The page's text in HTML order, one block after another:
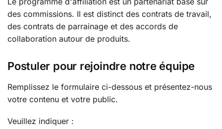
des commissions. Il est distinct des contrats de travail,
des contrats de parrainage et des accords de
collaboration autour de produits.
Postuler pour rejoindre notre équipe
Remplissez le formulaire ci-dessous et présentez-nous
votre contenu et votre public.
Veuillez indiquer :